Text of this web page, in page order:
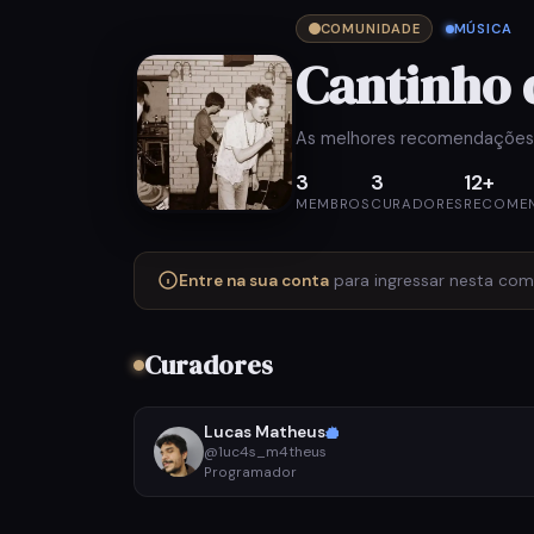
COMUNIDADE MÚSICA
Cantinho
As melhores
3
MEMBROS
3
CURADORES
12+
Entre na sua conta para ingressar nesta
Curadores
Lucas Matheus
@1uc4s_m4theus
Programador